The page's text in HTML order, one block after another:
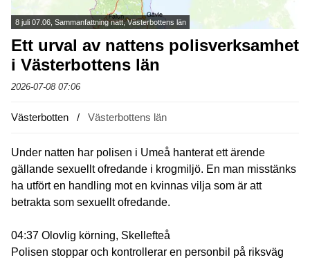
8 juli 07.06, Sammanfattning natt, Västerbottens län
Ett urval av nattens polisverksamhet
i Västerbottens län
2026-07-08 07:06
Västerbotten Västerbottens län
Under natten har polisen i Umeå hanterat ett ärende
gällande sexuellt ofredande i krogmiljö. En man misstänks
ha utfört en handling mot en kvinnas vilja som är att
betrakta som sexuellt ofredande.
04:37 Olovlig körning, Skellefteå
Polisen stoppar och kontrollerar en personbil på riksväg